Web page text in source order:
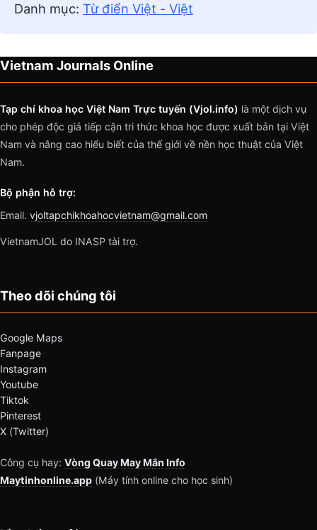
Danh mục: Từ điển Việt - Việt
Vietnam Journals Online
Tạp chí khoa học Việt Nam Trực tuyến (Vjol.info) là một dịch vụ
cho phép độc giả tiếp cận tri thức khoa học được xuất bản tại Việt
Nam và nâng cao hiểu biết của thế giới về nền học thuật của Việt
Nam.
Bộ phận hỗ trợ:
Email. vjoltapchikhoahocvietnam@gmail.com
VietnamJOL do INASP tài trợ.
Theo dõi chúng tôi
Google Maps
Fanpage
Instagram
Youtube
Tiktok
Pinterest
X (Twitter)
Công cụ hay: Vòng Quay May Mắn Info
Maytinhonline.app (Máy tính online cho học sinh)